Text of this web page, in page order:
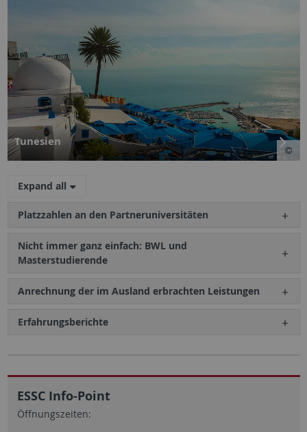
Tunesien
Expand all
Platzzahlen an den Partneruniversitäten
Nicht immer ganz einfach: BWL und
Masterstudierende
Anrechnung der im Ausland erbrachten Leistungen
Erfahrungsberichte
ESSC Info-Point
Öffnungszeiten: